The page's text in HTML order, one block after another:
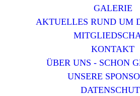
GALERIE
AKTUELLES RUND UM
KONTAKT
ÜBER UNS - SCHON
UNSERE